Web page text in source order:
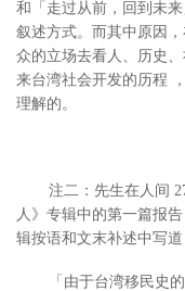
和「走过从前，回到未
叙述方式。而其中原因
众的立场去看人、历史
来台湾社会开发的历程
理解的。
注二：先生在人间
人》专辑中的第一篇报
辑按语和文末补述中写道
「由于台湾移民史